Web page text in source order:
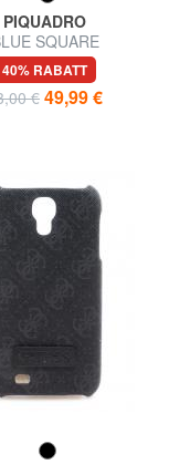
PIQUADRO
SQUARE
aus Leder
40% RABATT
€ 49,99 €